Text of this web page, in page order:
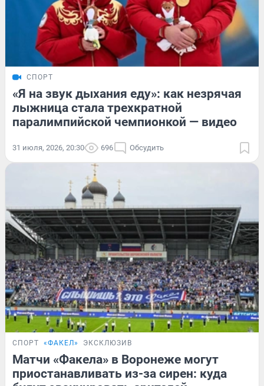
СПОРТ
«Я на звук дыхания еду»: как незрячая
лыжница стала трехкратной
паралимпийской чемпионкой — видео
31 июля, 2026, 20:30 696 Обсудить
СПОРТ «ФАКЕЛ» ЭКСКЛЮЗИВ
Матчи «Факела» в Воронеже могут
приостанавливать из-за сирен: куда